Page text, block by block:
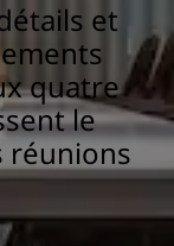
et
quatre
le
réunions